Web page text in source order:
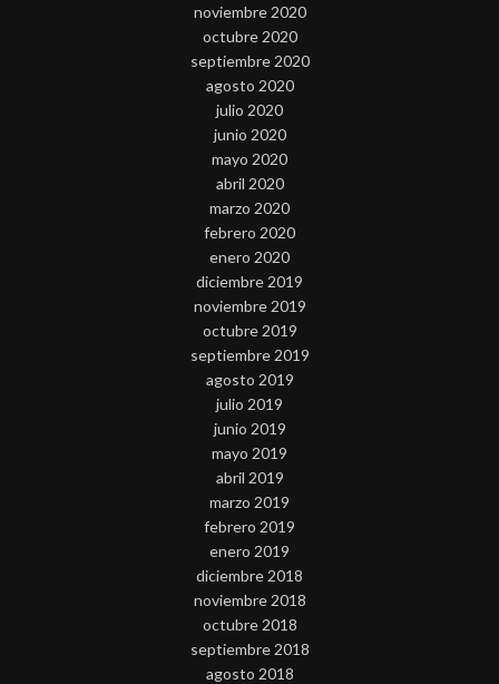
noviembre 2020
octubre 2020
septiembre 2020
agosto 2020
julio 2020
junio 2020
mayo 2020
abril 2020
marzo 2020
febrero 2020
enero 2020
diciembre 2019
noviembre 2019
octubre 2019
septiembre 2019
agosto 2019
julio 2019
junio 2019
mayo 2019
abril 2019
marzo 2019
febrero 2019
enero 2019
diciembre 2018
noviembre 2018
octubre 2018
septiembre 2018
agosto 2018